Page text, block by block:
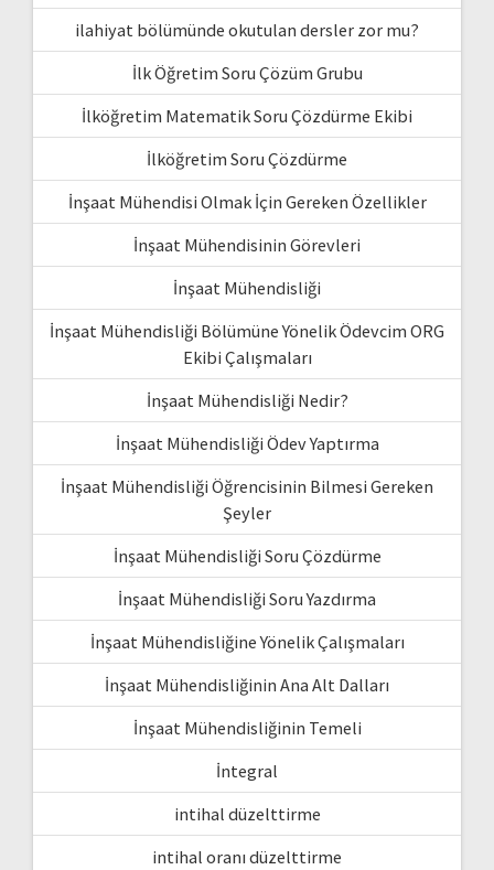
ilahiyat bölümünde okutulan dersler zor mu?
İlk Öğretim Soru Çözüm Grubu
İlköğretim Matematik Soru Çözdürme Ekibi
İlköğretim Soru Çözdürme
İnşaat Mühendisi Olmak İçin Gereken Özellikler
İnşaat Mühendisinin Görevleri
İnşaat Mühendisliği
İnşaat Mühendisliği Bölümüne Yönelik Ödevcim ORG
Ekibi Çalışmaları
İnşaat Mühendisliği Nedir?
İnşaat Mühendisliği Ödev Yaptırma
İnşaat Mühendisliği Öğrencisinin Bilmesi Gereken
Şeyler
İnşaat Mühendisliği Soru Çözdürme
İnşaat Mühendisliği Soru Yazdırma
İnşaat Mühendisliğine Yönelik Çalışmaları
İnşaat Mühendisliğinin Ana Alt Dalları
İnşaat Mühendisliğinin Temeli
İntegral
intihal düzelttirme
intihal oranı düzelttirme